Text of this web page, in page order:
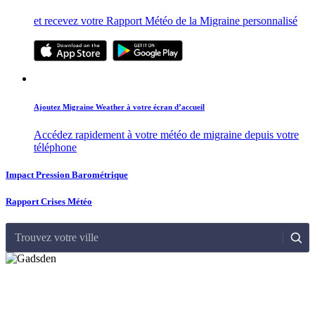
et recevez votre Rapport Météo de la Migraine personnalisé
Ajoutez Migraine Weather à votre écran d’accueil
Accédez rapidement à votre météo de migraine depuis votre
téléphone
Impact Pression Barométrique
Rapport Crises Météo
Trouvez votre ville